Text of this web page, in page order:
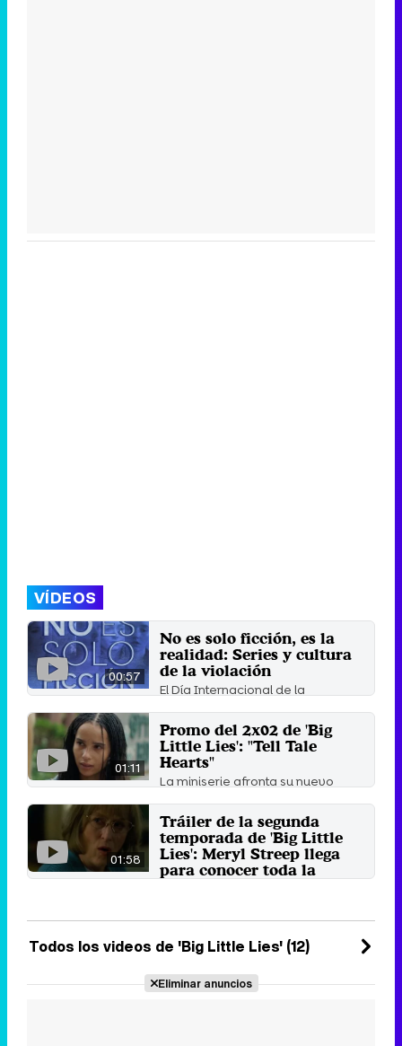
VÍDEOS
00:57
No es solo ficción, es la
realidad: Series y cultura
de la violación
El Día Internacional de la
la Mujer tiene como lema ...
25 de noviembre 2019
01:11
Promo del 2x02 de 'Big
Little Lies': "Tell Tale
Hearts"
La miniserie afronta su nuevo
del grupo de madres. 'Big ...
12 de junio 2019
01:58
Tráiler de la segunda
temporada de 'Big Little
Lies': Meryl Streep llega
para conocer toda la
Witherspoon y Nicole Kidman,
11 de mayo 2019
Todos los videos de 'Big Little Lies' (12)
Eliminar anuncios